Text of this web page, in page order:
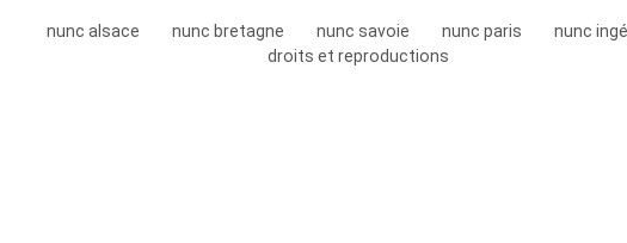
nunc alsace nunc bretagne nunc savoie nunc paris
nunc
droits et reproductions